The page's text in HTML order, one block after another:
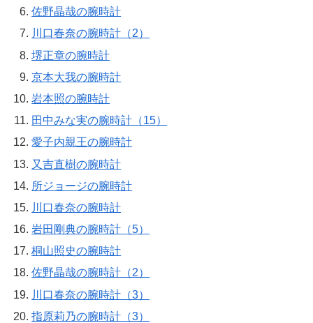
佐野晶哉の腕時計
川口春奈の腕時計（2）
堺正章の腕時計
京本大我の腕時計
岩本照の腕時計
田中みな実の腕時計（15）
愛子内親王の腕時計
又吉直樹の腕時計
所ジョージの腕時計
川口春奈の腕時計
岩田剛典の腕時計（5）
桐山照史の腕時計
佐野晶哉の腕時計（2）
川口春奈の腕時計（3）
指原莉乃の腕時計（3）